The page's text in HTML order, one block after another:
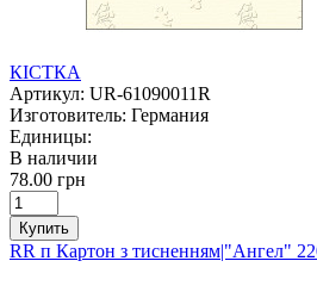
КІСТКА
Артикул: UR-61090011R
Изготовитель: Германия
Единицы:
В наличии
78.00 грн
Купить
RR п Картон з тисненням|"Ангел"